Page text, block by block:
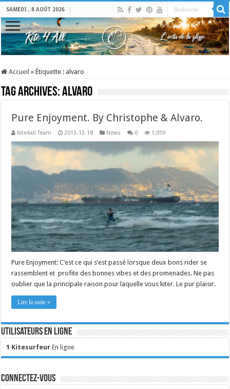
SAMEDI , 8 AOÛT 2026
Accueil » Étiquette : alvaro
Tag Archives:alvaro
Pure Enjoyment. By Christophe & Alvaro.
Kite4all Team 2013-12-18 News 0 1,059
Pure Enjoyment: C’est ce qui s’est passé lorsque deux bons rider se
rassemblent et profite des bonnes vibes et des promenades. Ne pas
oublier que la principale raison pour laquelle vous kiter. Le pur plaisir.
Lire la suite »
Utilisateurs en ligne
1 Kitesurfeur En ligne
Connectez-vous